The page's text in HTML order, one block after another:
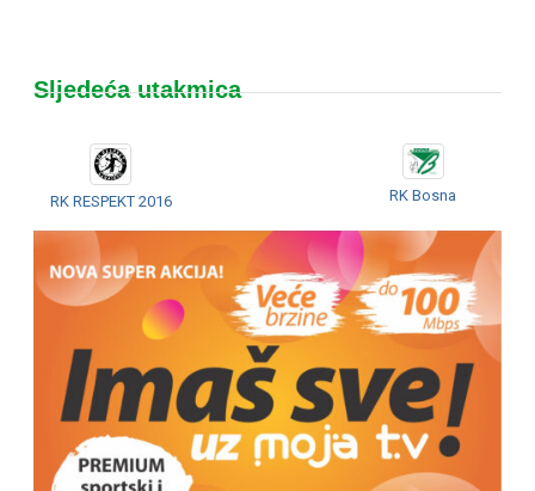
Sljedeća utakmica
RK RESPEKT 2016 RK Bosna